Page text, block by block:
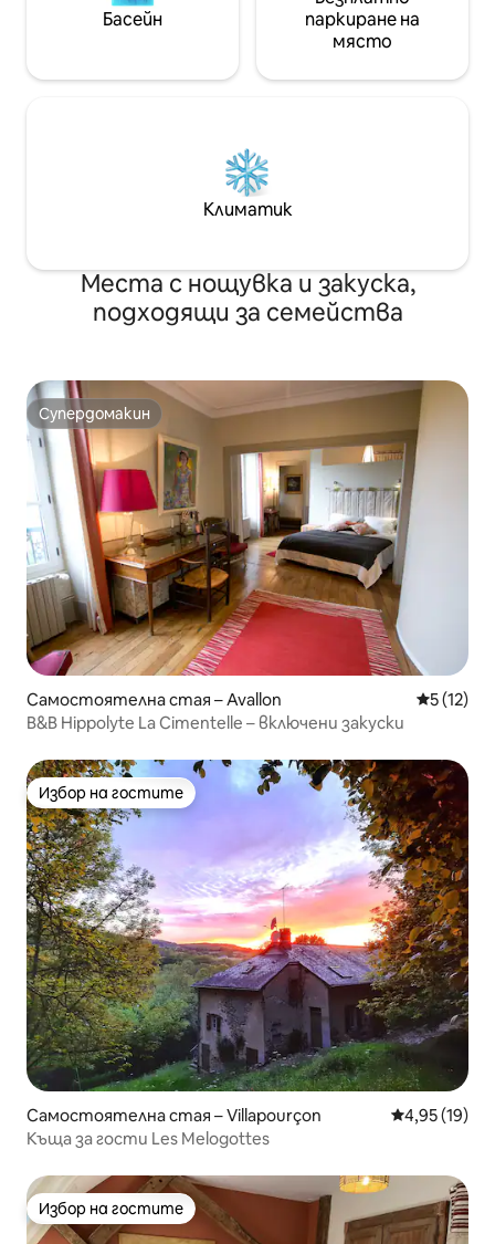
Басейн
паркиране на
място
Климатик
Места с нощувка и закуска,
подходящи за семейства
Супердомакин
Супердомакин
Самостоятелна стая – Avallon Средна
5 (12)
B&B Hippolyte La Cimentelle – включени закуски
Избор на гостите
Избор на гостите
Самостоятелна стая – Villapourçon Средна
4,95 (19)
Къща за гости Les Melogottes
Избор на гостите
Избор на гостите